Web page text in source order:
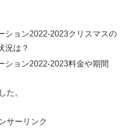
ション2022-2023クリスマスの
況は？
ション2022-2023料金や期間
た。
サーリンク